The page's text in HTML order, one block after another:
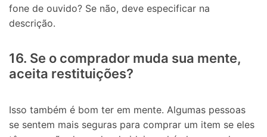
fone de ouvido? Se não, deve especificar na
descrição.
16. Se o comprador muda sua mente,
aceita restituições?
Isso também é bom ter em mente. Algumas pessoas
se sentem mais seguras para comprar um item se eles